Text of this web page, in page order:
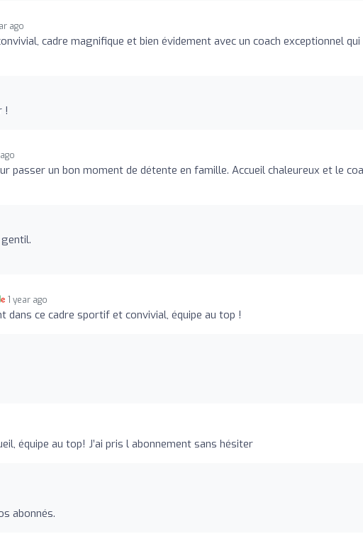
ago
cadre magnifique et bien évidement avec un coach exceptionnel qui
!
passer un bon moment de détente en famille. Accueil chaleureux et le
1 year ago
dans ce cadre sportif et convivial, équipe au top !
équipe au top! J’ai pris l abonnement sans hésiter
abonnés.